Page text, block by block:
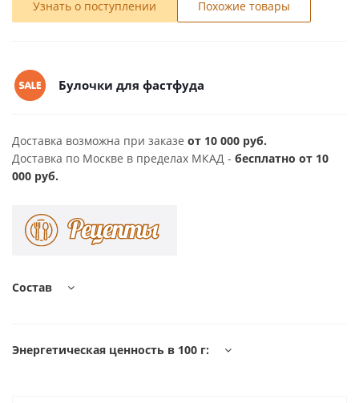
Узнать о поступлении Похожие товары
Булочки для фастфуда
Доставка возможна при заказе от 10 000 руб.
Доставка по Москве в пределах МКАД - бесплатно от 10
000 руб.
Состав
Энергетическая ценность в 100 г: